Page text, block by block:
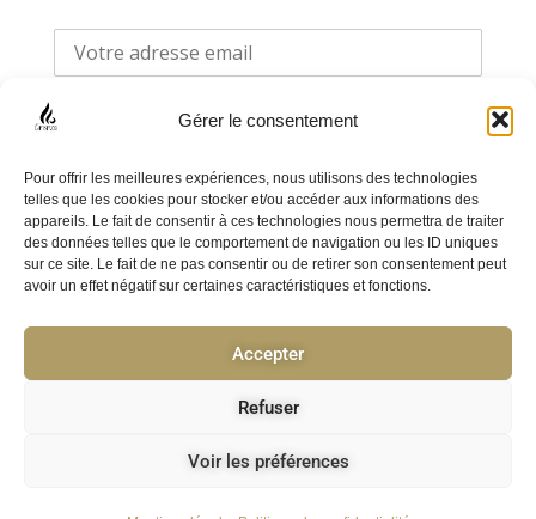
Gérer le consentement
Pour offrir les meilleures expériences, nous utilisons des technologies
telles que les cookies pour stocker et/ou accéder aux informations des
appareils. Le fait de consentir à ces technologies nous permettra de traiter
des données telles que le comportement de navigation ou les ID uniques
sur ce site. Le fait de ne pas consentir ou de retirer son consentement peut
avoir un effet négatif sur certaines caractéristiques et fonctions.
Accepter
Refuser
Voir les préférences
Politique de confidentialité
CGV
F
a
e
b
o
o
k
I
n
t
a
a